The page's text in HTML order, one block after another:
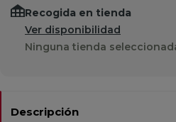
Recogida en tienda
Ver disponibilidad
Ninguna tienda
Descripción